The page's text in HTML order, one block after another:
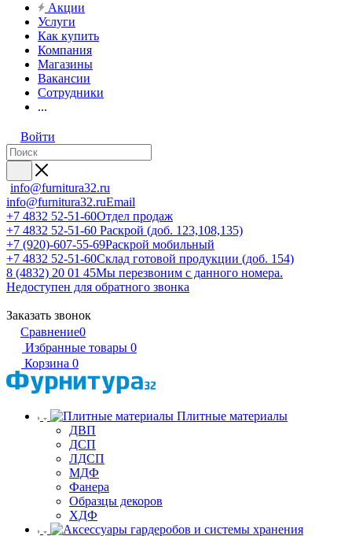
Акции
Услуги
Как купить
Компания
Магазины
Вакансии
Сотрудники
...
Войти
info@furnitura32.ru
info@furnitura32.ruEmail
+7 4832 52-51-60Отдел продаж
+7 4832 52-51-60 Раскрой (доб. 123,108,135)
+7 (920)-607-55-69Раскрой мобильный
+7 4832 52-51-60Склад готовой продукции (доб. 154)
8 (4832) 20 01 45Мы перезвоним с данного номера.
Недоступен для обратного звонка
Заказать звонок
Сравнение0
Избранные товары 0
Корзина 0
Плитные материалы
ДВП
ДСП
ЛДСП
МДФ
Фанера
Образцы декоров
ХДФ